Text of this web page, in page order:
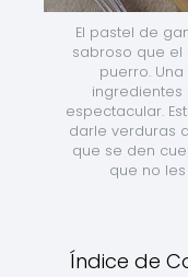
El pastel de
sabroso que
puerro.
ingredientes
espectacular.
darle verduras
que se den
que no
Índice de